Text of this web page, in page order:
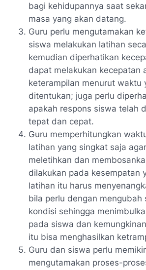
bagi kehidupannya saat
masa yang akan datang.
Guru perlu mengutamakan
siswa melakukan latihan
kemudian diperhatikan
dapat melakukan kecepatan
keterampilan menurut waktu
ditentukan; juga perlu
apakah respons siswa telah
tepat dan cepat.
Guru memperhitungkan
latihan yang singkat saja
meletihkan dan
dilakukan pada kesempatan
latihan itu harus
bila perlu dengan mengubah
kondisi sehingga
pada siswa dan
itu bisa menghasilkan
Guru dan siswa perlu
mengutamakan proses-